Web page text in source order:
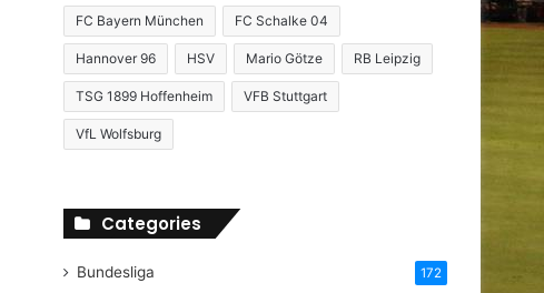
FC Bayern München FC Schalke 04
Hannover 96 HSV Mario Götze RB Leipzig
TSG 1899 Hoffenheim VFB Stuttgart
VfL Wolfsburg
Categories
Bundesliga 172